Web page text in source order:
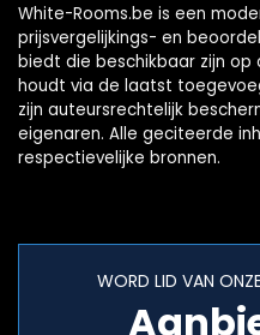
White-Rooms.be is een
prijsvergelijkings- en
biedt die beschikbaar zijn
houdt via de laatst
zijn auteursrechtelijk
eigenaren. Alle geciteerde
respectievelijke bronnen.
WORD LID VAN